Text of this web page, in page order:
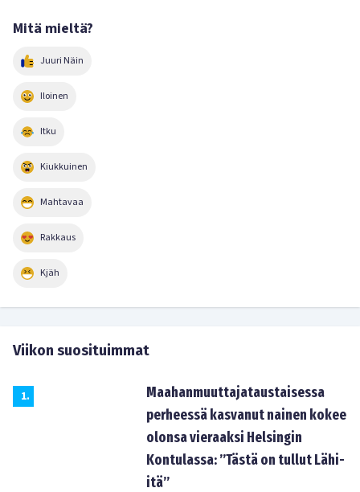
Mitä mieltä?
Juuri Näin
Iloinen
Itku
Kiukkuinen
Mahtavaa
Rakkaus
Kjäh
Viikon suosituimmat
1.
Maahanmuuttajataustaisessa
perheessä kasvanut nainen kokee
olonsa vieraaksi Helsingin
Kontulassa: ”Tästä on tullut Lähi-
itä”